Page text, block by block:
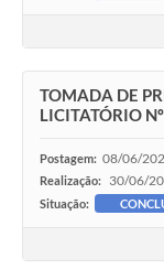
TOMADA DE
LICITATÓRIO
Postagem: 08/06/
Realização: 30/06/
Situação: